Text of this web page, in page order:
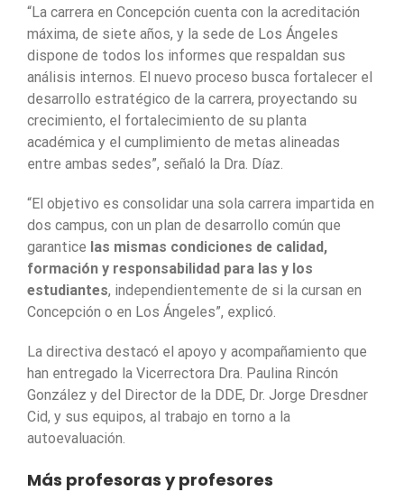
“La carrera en Concepción cuenta con la acreditación
máxima, de siete años, y la sede de Los Ángeles
dispone de todos los informes que respaldan sus
análisis internos. El nuevo proceso busca fortalecer el
desarrollo estratégico de la carrera, proyectando su
crecimiento, el fortalecimiento de su planta
académica y el cumplimiento de metas alineadas
entre ambas sedes”, señaló la Dra. Díaz.
“El objetivo es consolidar una sola carrera impartida en
dos campus, con un plan de desarrollo común que
garantice las mismas condiciones de calidad,
formación y responsabilidad para las y los
estudiantes, independientemente de si la cursan en
Concepción o en Los Ángeles”, explicó.
La directiva destacó el apoyo y acompañamiento que
han entregado la Vicerrectora Dra. Paulina Rincón
González y del Director de la DDE, Dr. Jorge Dresdner
Cid, y sus equipos, al trabajo en torno a la
autoevaluación.
Más profesoras y profesores